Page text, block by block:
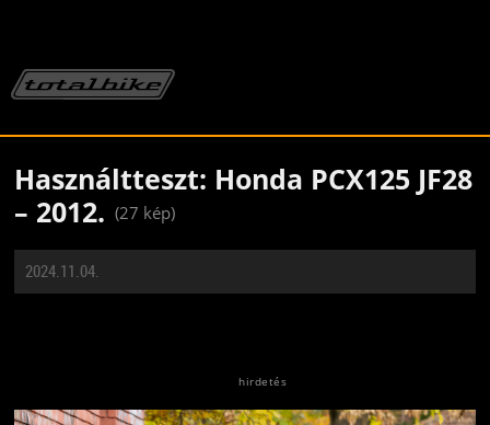
Használtteszt: Honda PCX125 JF28
– 2012. (27 kép)
2024.11.04.